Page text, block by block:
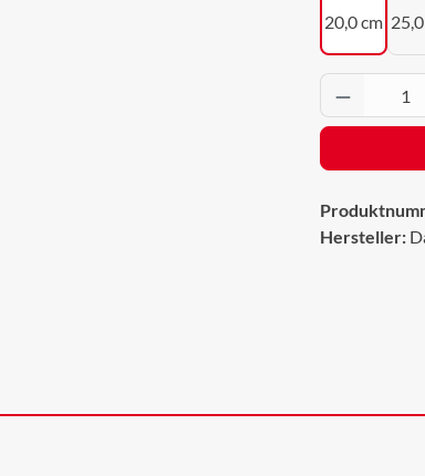
20,0 cm
Hersteller: